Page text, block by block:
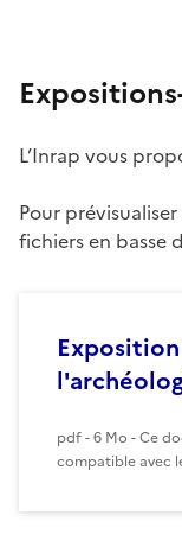
L’Inrap vous
Pour
fichiers en basse
pdf - 6 Mo - Ce
compatible avec